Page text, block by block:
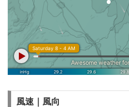
風速｜風向